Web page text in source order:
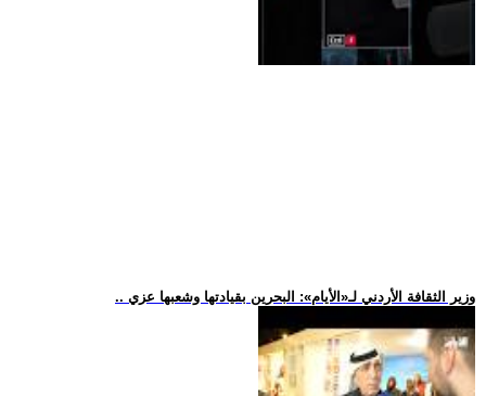
.. وزير الثقافة الأردني لـ«الأيام»: البحرين بقيادتها وشعبها عزي